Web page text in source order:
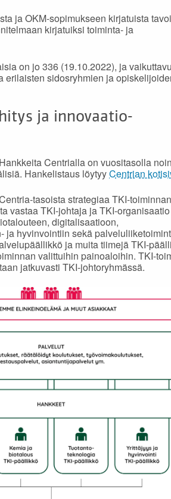
ja OKM-sopimukseen kirjatuista
kirjatuiksi toiminta- ja
on jo 336 (19.10.2022), ja
erilaisten sidosryhmien ja
ja innovaatio-
Centrialla on vuositasolla
Hankelistaus löytyyCentrian
tasoista strategiaa TKI-toiminnan
vastaa TKI-johtaja ja TKI-
digitalisaatioon,
ja hyvinvointiin sekä
ja muita tiimejä TKI-
valittuihin painoaloihin. TKI-
jatkuvasti TKI-johtoryhmässä.